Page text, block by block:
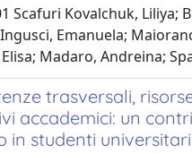
Scafuri Kovalchuk, Liliya;
Emanuela;
Madaro, Andreina;
trasversali,
accademici: un
in studenti universitari